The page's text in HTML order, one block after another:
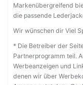
Markenübergreifend
die passende
Wir wünschen dir Viel
* Die Betreiber der
Partnerprogramm teil.
Werbeanzeigen und
denen wir über